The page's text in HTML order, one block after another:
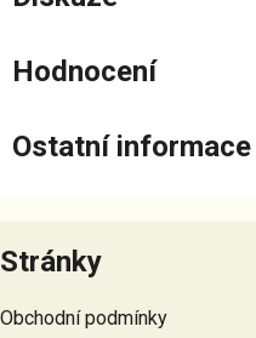
Hodnocení
Ostatní informace
á
p
a
Stránky
Obchodní podmínky